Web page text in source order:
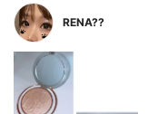
RENA??